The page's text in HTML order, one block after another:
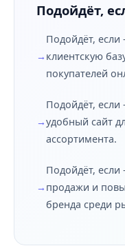
Подойдёт,
Подойдёт,
клиентскую
покупателей
Подойдёт,
удобный сайт
ассортимента.
Подойдёт,
продажи и
бренда среди